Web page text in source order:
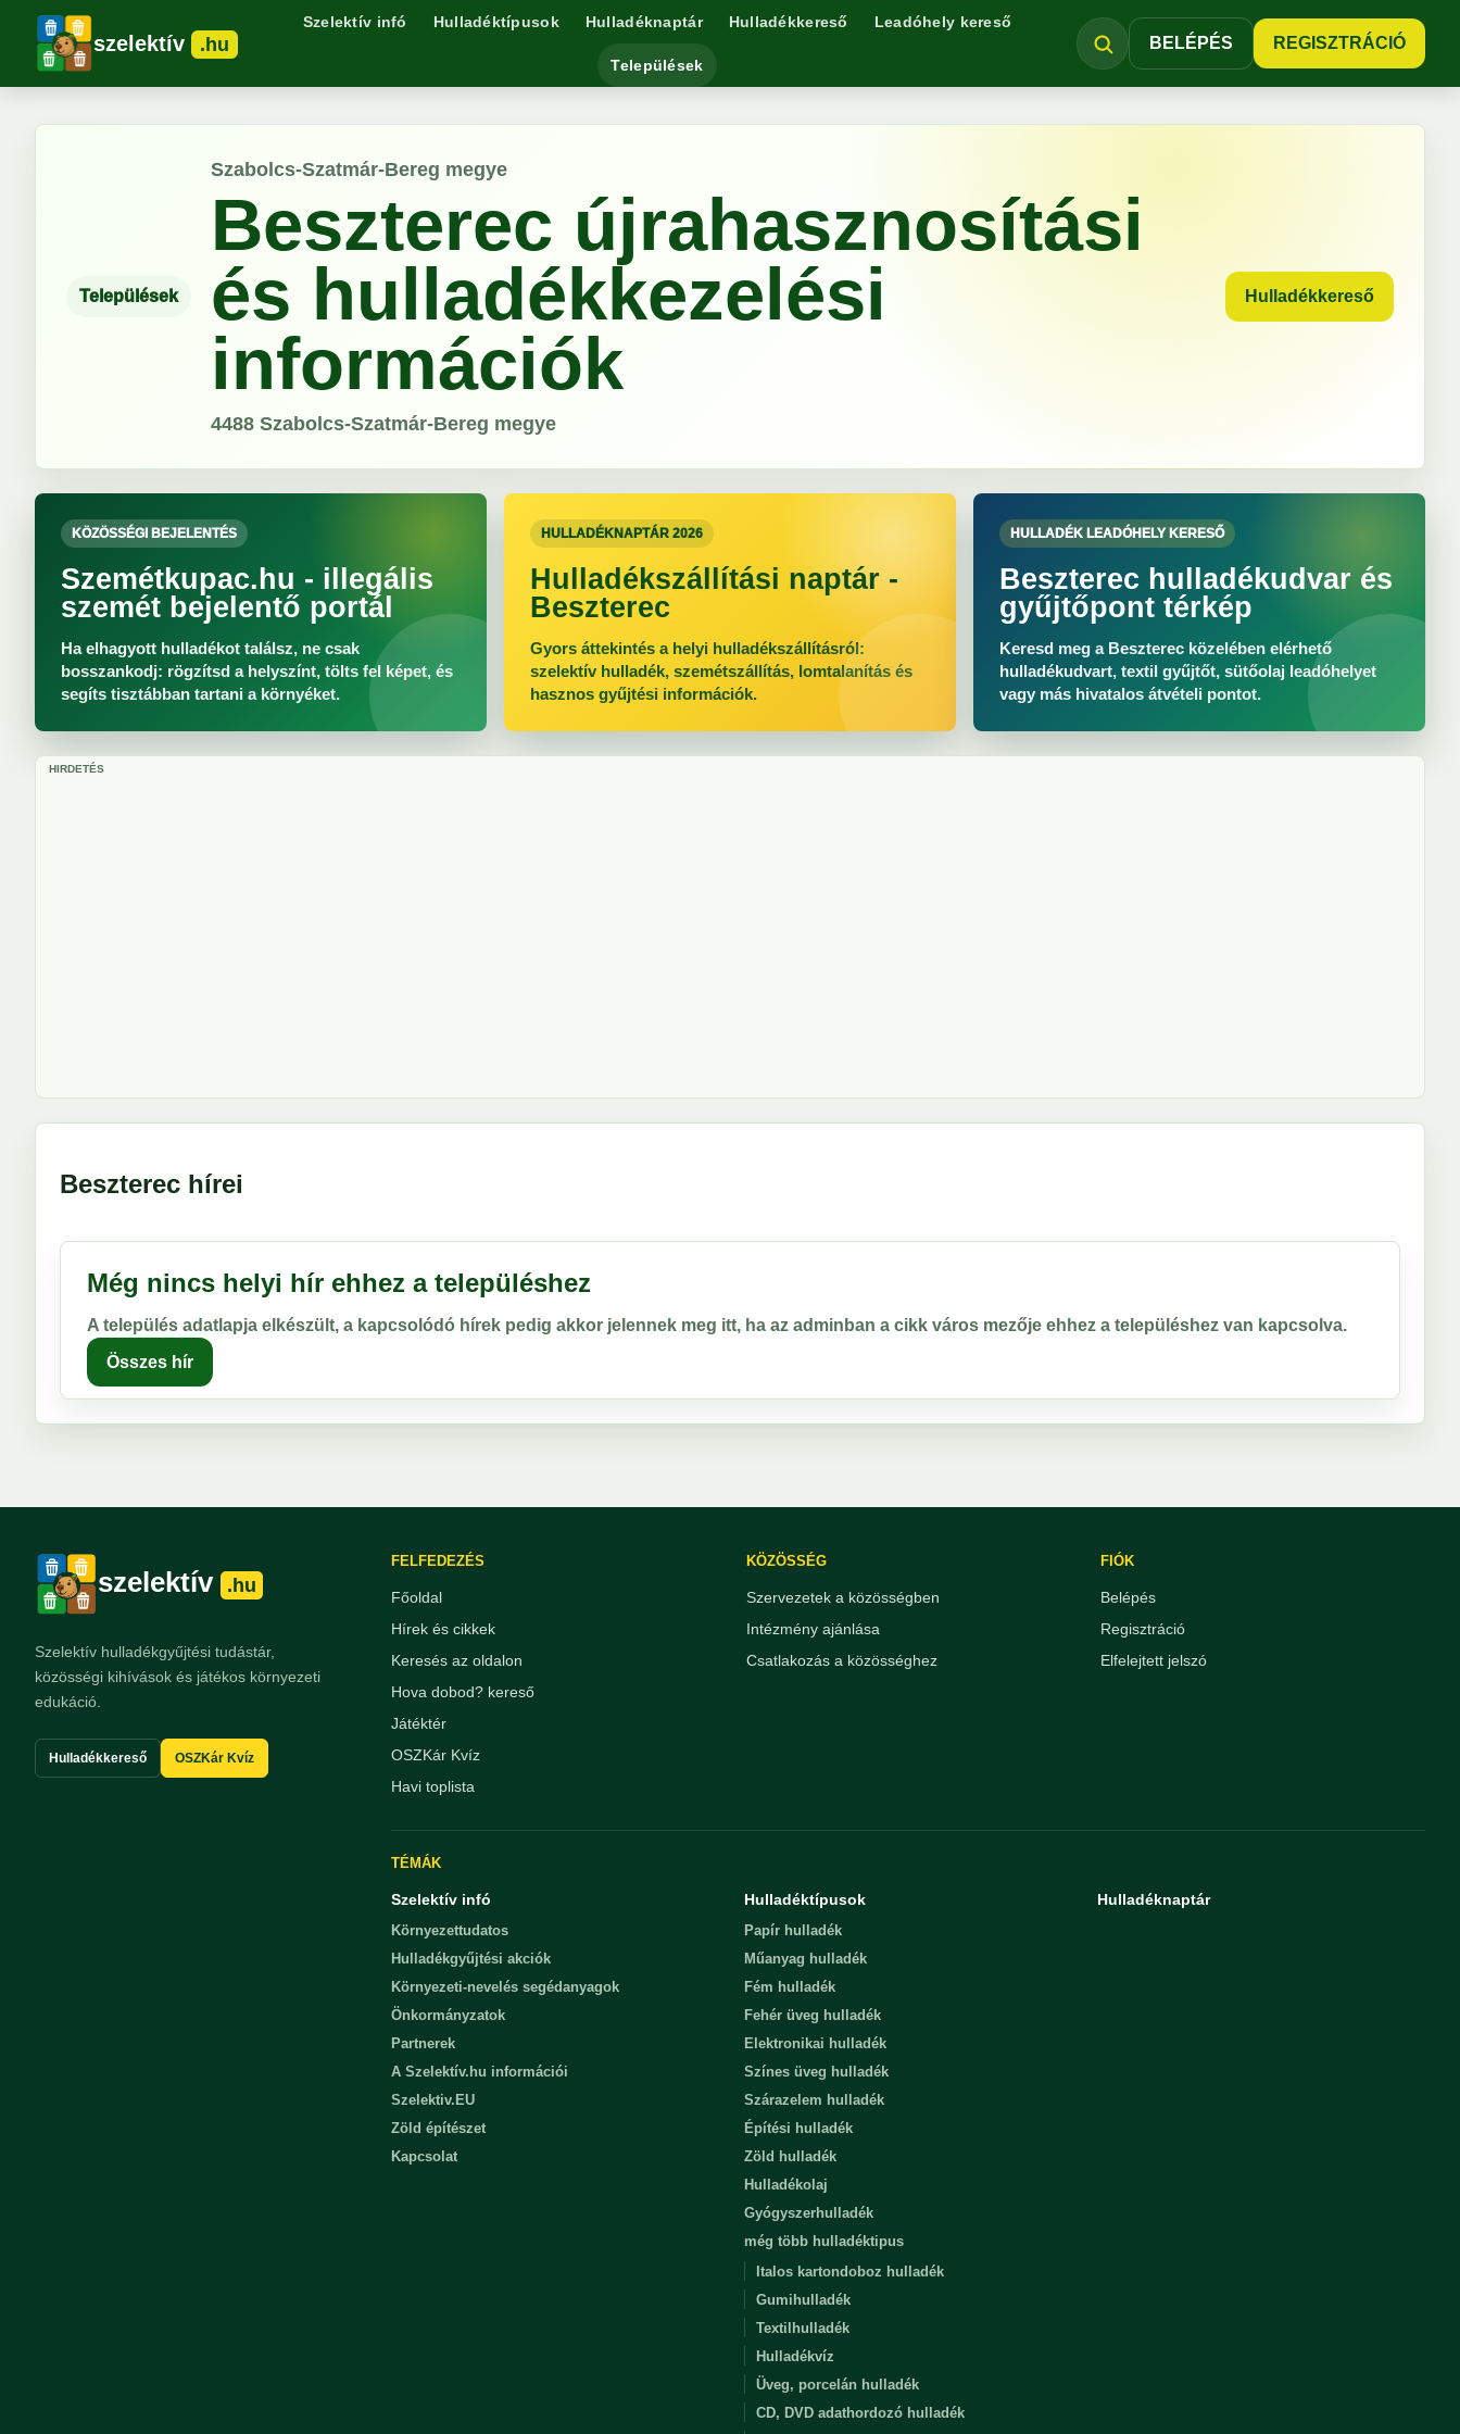
szelektív .hu
Szelektív infó Hulladéktípusok Hulladéknaptár Hulladékkereső Leadóhely kereső
Települések
BELÉPÉS REGISZTRÁCIÓ
Települések
Szabolcs-Szatmár-Bereg megye
Beszterec újrahasznosítási
és hulladékkezelési
információk
4488 Szabolcs-Szatmár-Bereg megye
Hulladékkereső
KÖZÖSSÉGI BEJELENTÉS
Szemétkupac.hu - illegális
szemét bejelentő portál
Ha elhagyott hulladékot találsz, ne csak
bosszankodj: rögzítsd a helyszínt, tölts fel képet, és
segíts tisztábban tartani a környéket.
HULLADÉKNAPTÁR 2026
Hulladékszállítási naptár -
Beszterec
Gyors áttekintés a helyi hulladékszállításról:
szelektív hulladék, szemétszállítás, lomtalanítás és
hasznos gyűjtési információk.
HULLADÉK LEADÓHELY KERESŐ
Beszterec hulladékudvar és
gyűjtőpont térkép
Keresd meg a Beszterec közelében elérhető
hulladékudvart, textil gyűjtőt, sütőolaj leadóhelyet
vagy más hivatalos átvételi pontot.
HIRDETÉS
Beszterec hírei
Még nincs helyi hír ehhez a településhez
A település adatlapja elkészült, a kapcsolódó hírek pedig akkor jelennek meg itt, ha az adminban a cikk város mezője ehhez a településhez van kapcsolva.
Összes hír
szelektív .hu
Szelektív hulladékgyűjtési tudástár,
közösségi kihívások és játékos környezeti
edukáció.
Hulladékkereső OSZKár Kvíz
FELFEDEZÉS
Főoldal
Hírek és cikkek
Keresés az oldalon
Hova dobod? kereső
Játéktér
OSZKár Kvíz
Havi toplista
KÖZÖSSÉG
Szervezetek a közösségben
Intézmény ajánlása
Csatlakozás a közösséghez
FIÓK
Belépés
Regisztráció
Elfelejtett jelszó
TÉMÁK
Szelektív infó
Környezettudatos
Hulladékgyűjtési akciók
Környezeti-nevelés segédanyagok
Önkormányzatok
Partnerek
A Szelektív.hu információi
Szelektiv.EU
Zöld építészet
Kapcsolat
Hulladéktípusok
Papír hulladék
Műanyag hulladék
Fém hulladék
Fehér üveg hulladék
Elektronikai hulladék
Színes üveg hulladék
Szárazelem hulladék
Építési hulladék
Zöld hulladék
Hulladékolaj
Gyógyszerhulladék
még több hulladéktipus
Italos kartondoboz hulladék
Gumihulladék
Textilhulladék
Hulladékvíz
Üveg, porcelán hulladék
CD, DVD adathordozó hulladék
Hulladéknaptár